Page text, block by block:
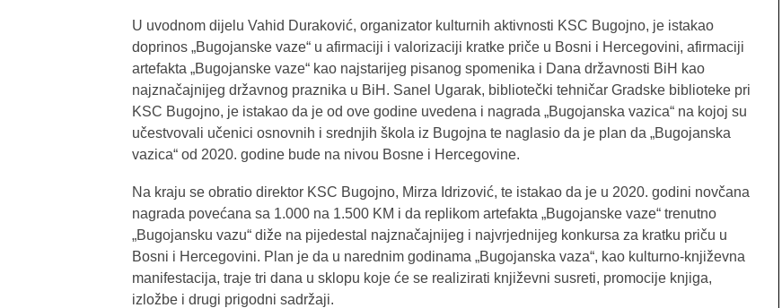
U uvodnom dijelu Vahid Duraković, organizator kulturnih aktivnosti KSC Bugojno, je istakao
doprinos „Bugojanske vaze“ u afirmaciji i valorizaciji kratke priče u Bosni i Hercegovini, afirmaciji
artefakta „Bugojanske vaze“ kao najstarijeg pisanog spomenika i Dana državnosti BiH kao
najznačajnijeg državnog praznika u BiH. Sanel Ugarak, bibliotečki tehničar Gradske biblioteke pri
KSC Bugojno, je istakao da je od ove godine uvedena i nagrada „Bugojanska vazica“ na kojoj su
učestvovali učenici osnovnih i srednjih škola iz Bugojna te naglasio da je plan da „Bugojanska
vazica“ od 2020. godine bude na nivou Bosne i Hercegovine.
Na kraju se obratio direktor KSC Bugojno, Mirza Idrizović, te istakao da je u 2020. godini novčana
nagrada povećana sa 1.000 na 1.500 KM i da replikom artefakta „Bugojanske vaze“ trenutno
„Bugojansku vazu“ diže na pijedestal najznačajnijeg i najvrjednijeg konkursa za kratku priču u
Bosni i Hercegovini. Plan je da u narednim godinama „Bugojanska vaza“, kao kulturno-književna
manifestacija, traje tri dana u sklopu koje će se realizirati književni susreti, promocije knjiga,
izložbe i drugi prigodni sadržaji.